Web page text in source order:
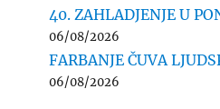
40. ZAHLADJENJE U
06/08/2026
FARBANJE ČUVA
06/08/2026